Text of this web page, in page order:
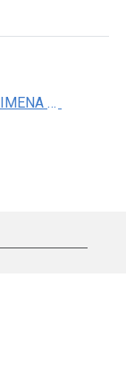
M. EN C. JIMENA QUINZAÃ‘OS FRESNEDO